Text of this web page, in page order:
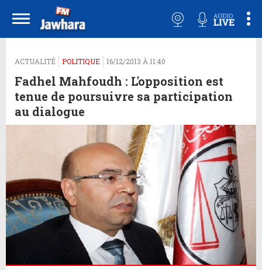
ACTUALITÉ POLITIQUE 16/12/2013 À 11:40
Fadhel Mahfoudh : L'opposition est
tenue de poursuivre sa participation
au dialogue